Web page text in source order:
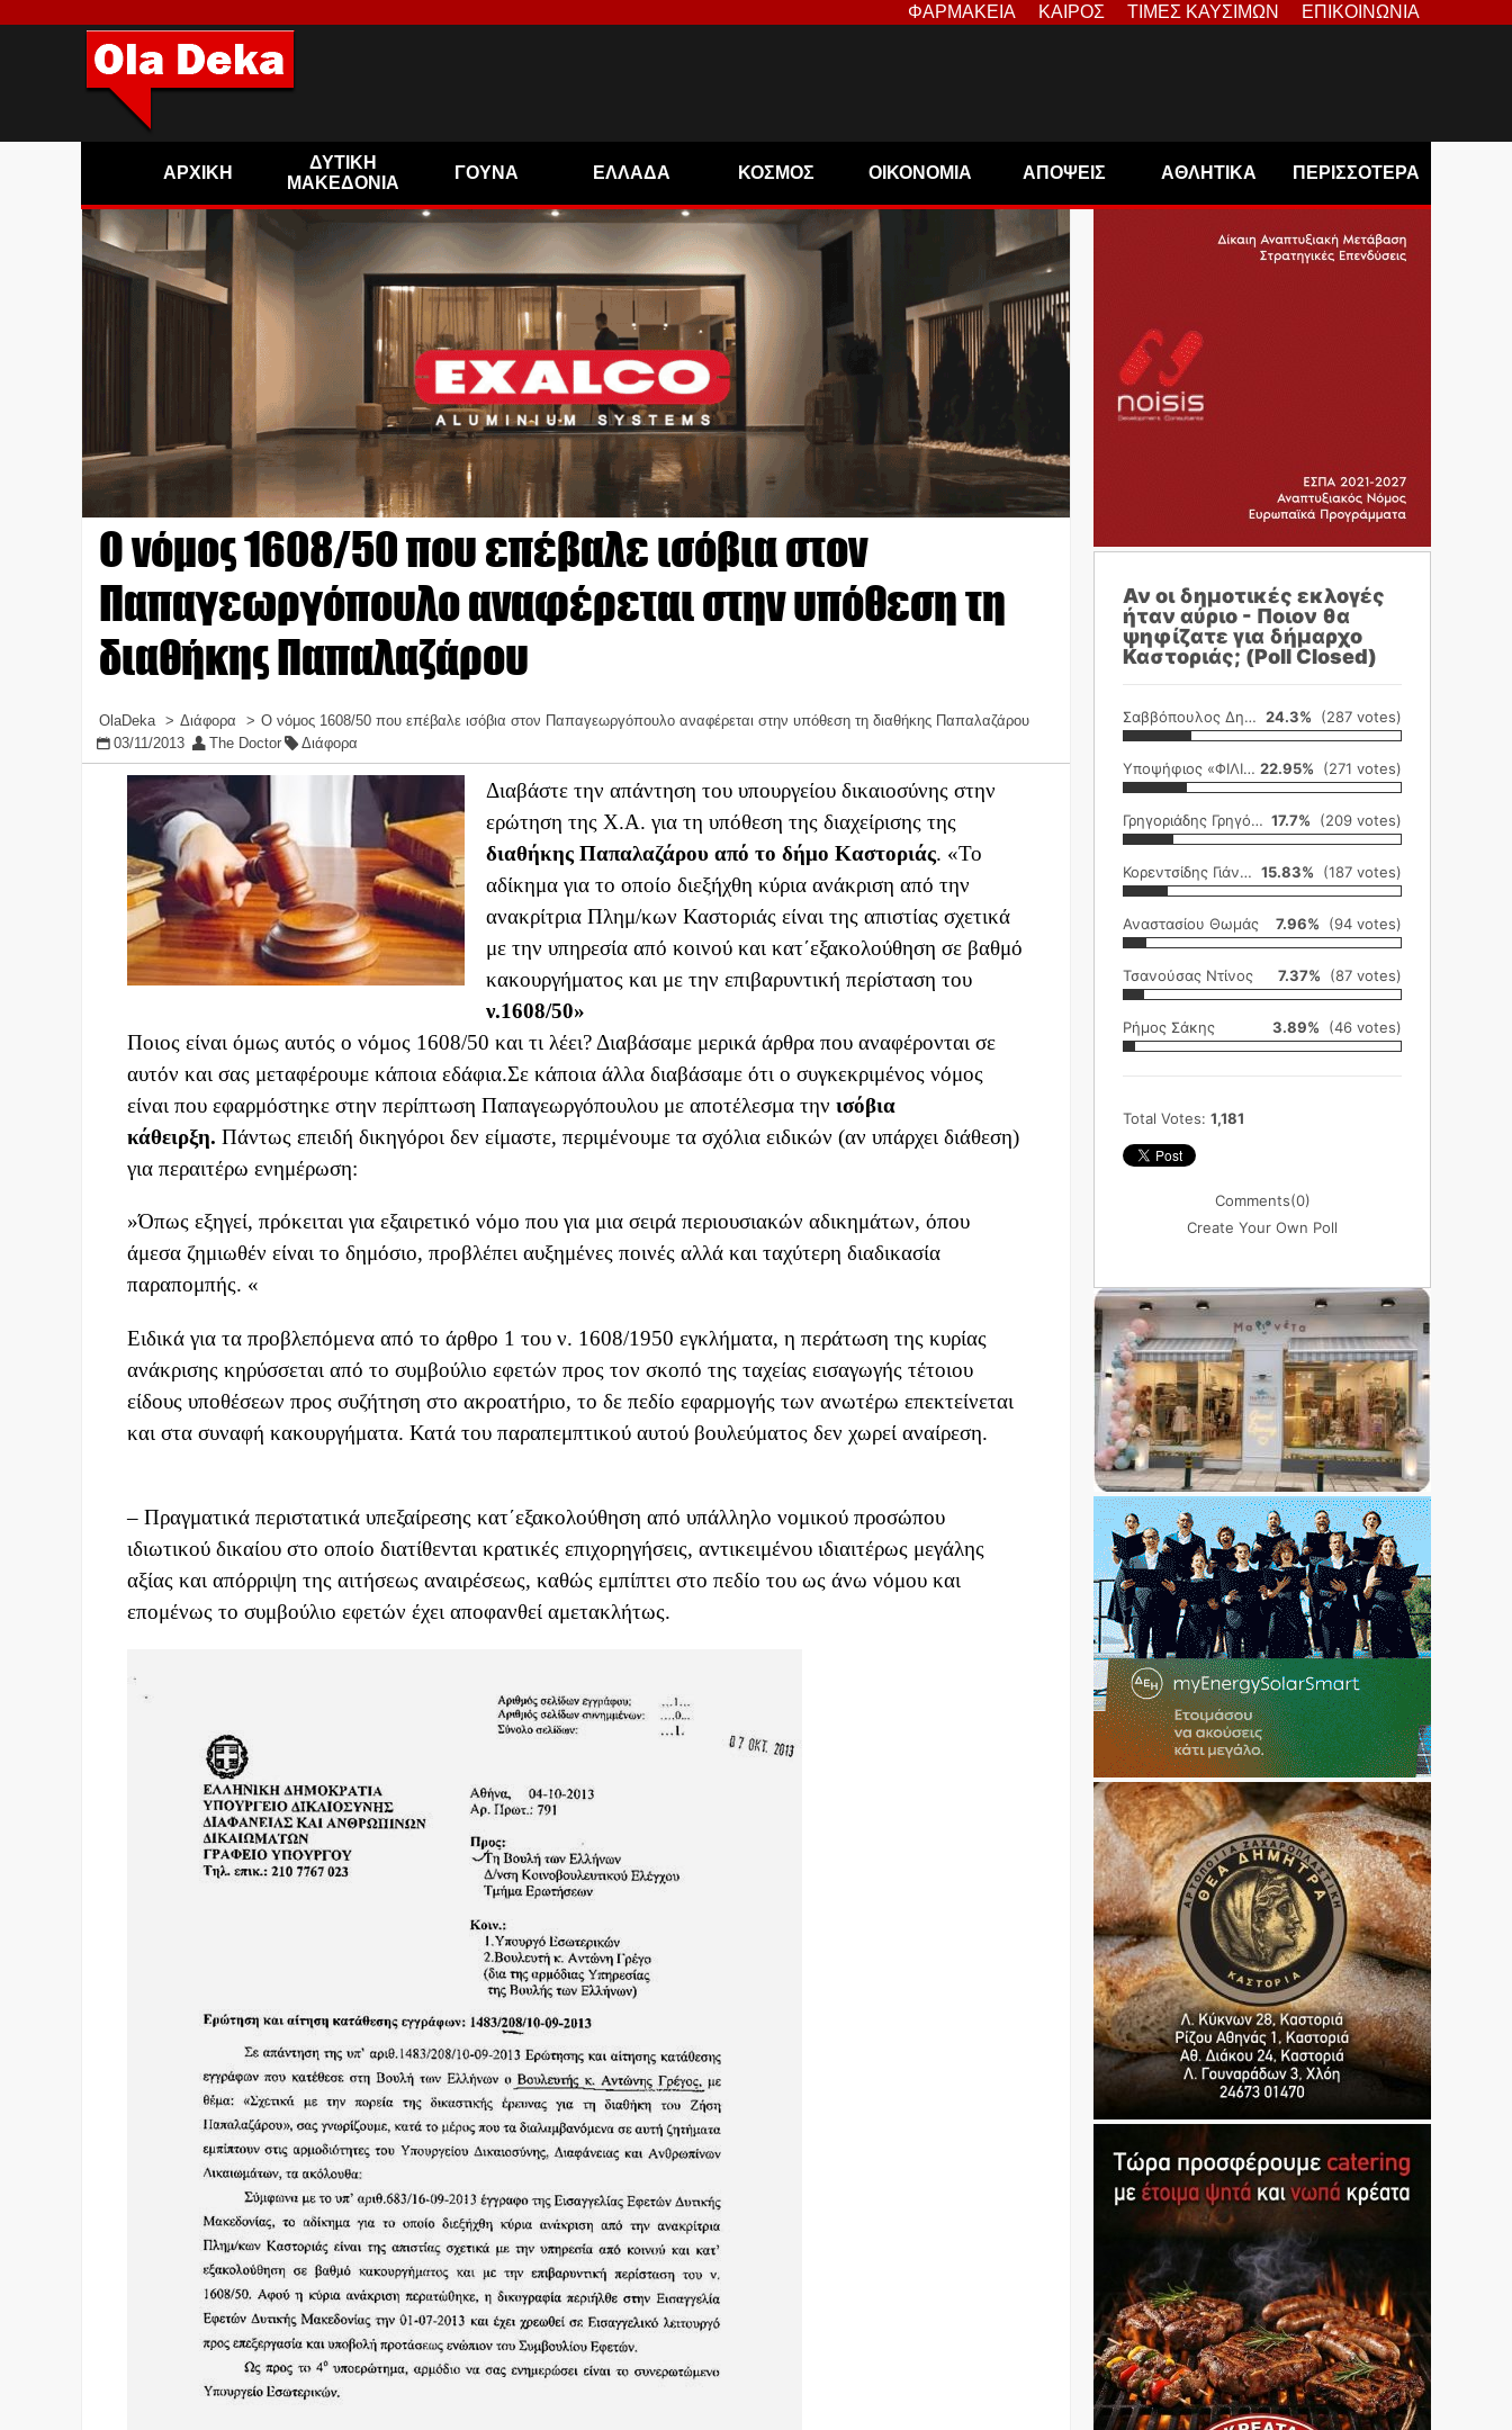
ΦΑΡΜΑΚΕΙΑ ΚΑΙΡΟΣ ΤΙΜΕΣ ΚΑΥΣΙΜΩΝ ΕΠΙΚΟΙΝΩΝΙΑ
ΑΡΧΙΚΗ
ΔΥΤΙΚΗ
ΜΑΚΕΔΟΝΙΑ
ΓΟΥΝΑ ΕΛΛΑΔΑ ΚΟΣΜΟΣ ΟΙΚΟΝΟΜΙΑ ΑΠΟΨΕΙΣ ΑΘΛΗΤΙΚΑ ΠΕΡΙΣΣΟΤΕΡΑ
Ο νόμος 1608/50 που επέβαλε ισόβια στον
Παπαγεωργόπουλο αναφέρεται στην υπόθεση τη
διαθήκης Παπαλαζάρου
OlaDeka Διάφορα
Ο νόμος 1608/50 που επέβαλε ισόβια στον Παπαγεωργόπουλο αναφέρεται στην υπόθεση τη διαθήκης Παπαλαζάρου
03/11/2013
The Doctor Διάφορα
Διαβάστε την απάντηση του υπουργείου δικαιοσύνης στην
ερώτηση της Χ.Α. για τη υπόθεση της διαχείρισης της
διαθήκης Παπαλαζάρου από το δήμο Καστοριάς. «Το
αδίκημα για το οποίο διεξήχθη κύρια ανάκριση από την
ανακρίτρια Πλημ/κων Καστοριάς είναι της απιστίας σχετικά
με την υπηρεσία απόκοινού και κατ΄εξακολούθηση σε βαθμό
κακουργήματος και με την επιβαρυντική περίσταση του
ν.1608/50»
Ποιος είναι όμως αυτός ο νόμος 1608/50 και τι λέει? Διαβάσαμε μερικά άρθρα που αναφέρονται σε
αυτόν και σας μεταφέρουμε κάποια εδάφια.Σε κάποια άλλα διαβάσαμε ότι ο συγκεκριμένος νόμος
είναι που εφαρμόστηκε στην περίπτωση Παπαγεωργόπουλου με αποτέλεσμα την ισόβια
κάθειρξη. Πάντως επειδή δικηγόροι δεν είμαστε, περιμένουμε τα σχόλια ειδικών (αν υπάρχει διάθεση)
για περαιτέρω ενημέρωση:
»Όπως εξηγεί, πρόκειται για εξαιρετικό νόμο που για μια σειρά περιουσιακών αδικημάτων, όπου
άμεσα ζημιωθέν είναι το δημόσιο, προβλέπει αυξημένες ποινές αλλά και ταχύτερη διαδικασία
παραπομπής. «
Ειδικά για τα προβλεπόμενα από το άρθρο 1 του ν. 1608/1950 εγκλήματα, η περάτωση της κυρίας
ανάκρισης κηρύσσεται από το συμβούλιο εφετών προς τον σκοπό της ταχείας εισαγωγής τέτοιου
είδους υποθέσεων προς συζήτηση στο ακροατήριο, το δε πεδίο εφαρμογής των ανωτέρω επεκτείνεται
και στα συναφή κακουργήματα. Κατά του παραπεμπτικού αυτού βουλεύματος δεν χωρεί αναίρεση.
– Πραγματικά περιστατικά υπεξαίρεσης κατ΄εξακολούθηση από υπάλληλο νομικού προσώπου
ιδιωτικού δικαίου στο οποίο διατίθενται κρατικές επιχορηγήσεις, αντικειμένου ιδιαιτέρως μεγάλης
αξίας και απόρριψη της αιτήσεως αναιρέσεως, καθώς εμπίπτει στο πεδίο του ως άνω νόμου και
επομένως το συμβούλιο εφετών έχει αποφανθεί αμετακλήτως.
Αν οι δημοτικές εκλογές
ήταν αύριο - Ποιον θα
ψηφίζατε για δήμαρχο
Καστοριάς; (Poll Closed)
Σαββόπουλος Δημήτρης 24.3% (287 votes)
Υποψήφιος «ΦΙΛΙΚΗ ΕΤΑΙΡΕΙΑ» 22.95% (271 votes)
Γρηγοριάδης Γρηγόρης 17.7% (209 votes)
Κορεντσίδης Γιάννης 15.83% (187 votes)
Αναστασίου Θωμάς 7.96% (94 votes)
Τσανούσας Ντίνος 7.37% (87 votes)
Ρήμος Σάκης 3.89% (46 votes)
Total Votes: 1,181
Comments(0)
Create Your Own Poll